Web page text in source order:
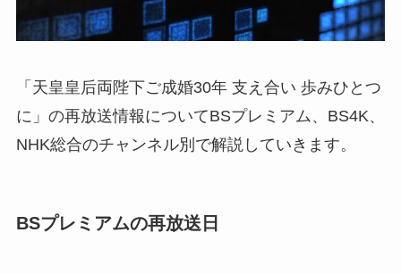
「天皇皇后両陛下ご成婚30年 支え合い 歩みひとつ
に」の再放送情報についてBSプレミアム、BS4K、
NHK総合のチャンネル別で解説していきます。
BSプレミアムの再放送日